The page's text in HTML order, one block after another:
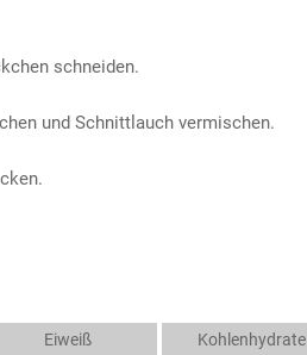
schneiden.
und Schnittlauch vermischen.
Eiweiß
Kohlenhydrate